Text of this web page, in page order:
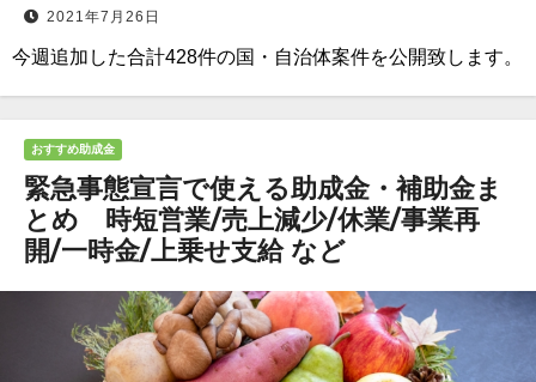
2021年7月26日
今週追加した合計428件の国・自治体案件を公開致します。
おすすめ助成金
緊急事態宣言で使える助成金・補助金ま
とめ 時短営業/売上減少/休業/事業再
開/一時金/上乗せ支給 など